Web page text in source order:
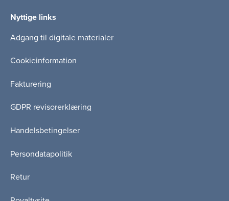
Nyttige links
Adgang til digitale materialer
Cookieinformation
Fakturering
GDPR revisorerklæring
Handelsbetingelser
Persondatapolitik
Retur